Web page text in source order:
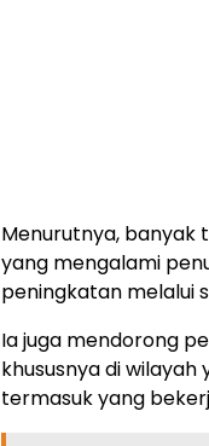
Menurutnya, banyak
yang mengalami
peningkatan melalui
Ia juga mendorong
khususnya di
termasuk yang